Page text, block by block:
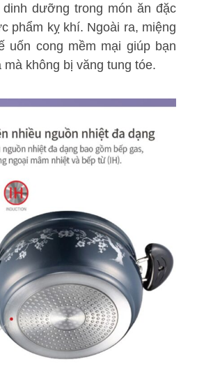
dưỡng trong món ăn đặc
phẩm kỵ khí. Ngoài ra, miệng
uốn cong mềm mại giúp bạn
không bị văng tung tóe.